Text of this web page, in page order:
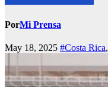
PorMi Prensa
May 18, 2025 #Costa Rica,